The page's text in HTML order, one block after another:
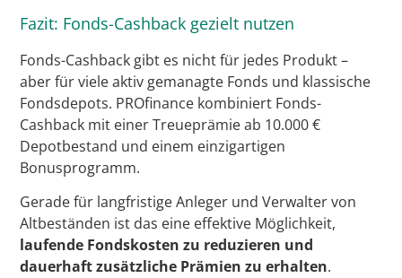
Fazit: Fonds-Cashback gezielt nutzen
Fonds-Cashback gibt es nicht für jedes Produkt –
aber für viele aktiv gemanagte Fonds und klassische
Fondsdepots. PROfinance kombiniert Fonds-
Cashback mit einer Treueprämie ab 10.000 €
Depotbestand und einem einzigartigen
Bonusprogramm.
Gerade für langfristige Anleger und Verwalter von
Altbeständen ist das eine effektive Möglichkeit,
laufende Fondskosten zu reduzieren und
dauerhaft zusätzliche Prämien zu erhalten.